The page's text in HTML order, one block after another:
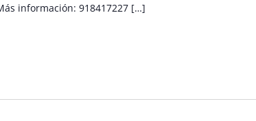
información: 918417227 […]